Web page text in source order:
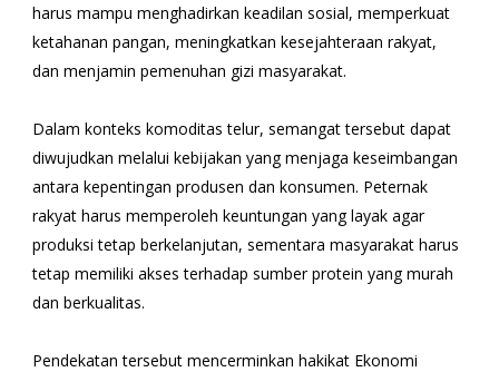
harus mampu menghadirkan keadilan sosial, memperkuat
ketahanan pangan, meningkatkan kesejahteraan rakyat,
dan menjamin pemenuhan gizi masyarakat.
Dalam konteks komoditas telur, semangat tersebut dapat
diwujudkan melalui kebijakan yang menjaga keseimbangan
antara kepentingan produsen dan konsumen. Peternak
rakyat harus memperoleh keuntungan yang layak agar
produksi tetap berkelanjutan, sementara masyarakat harus
tetap memiliki akses terhadap sumber protein yang murah
dan berkualitas.
Pendekatan tersebut mencerminkan hakikat Ekonomi